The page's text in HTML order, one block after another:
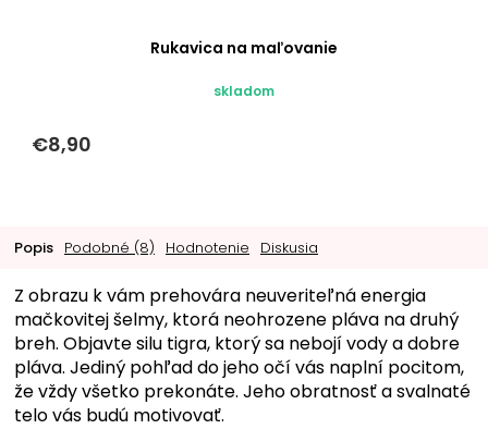
Rukavica na maľovanie
skladom
€8,90
Popis Podobné (8) Hodnotenie Diskusia
Z obrazu k vám prehovára neuveriteľná energia
mačkovitej šelmy, ktorá neohrozene pláva na druhý
breh. Objavte silu tigra, ktorý sa nebojí vody a dobre
pláva. Jediný pohľad do jeho očí vás naplní pocitom,
že vždy všetko prekonáte. Jeho obratnosť a svalnaté
telo vás budú motivovať.